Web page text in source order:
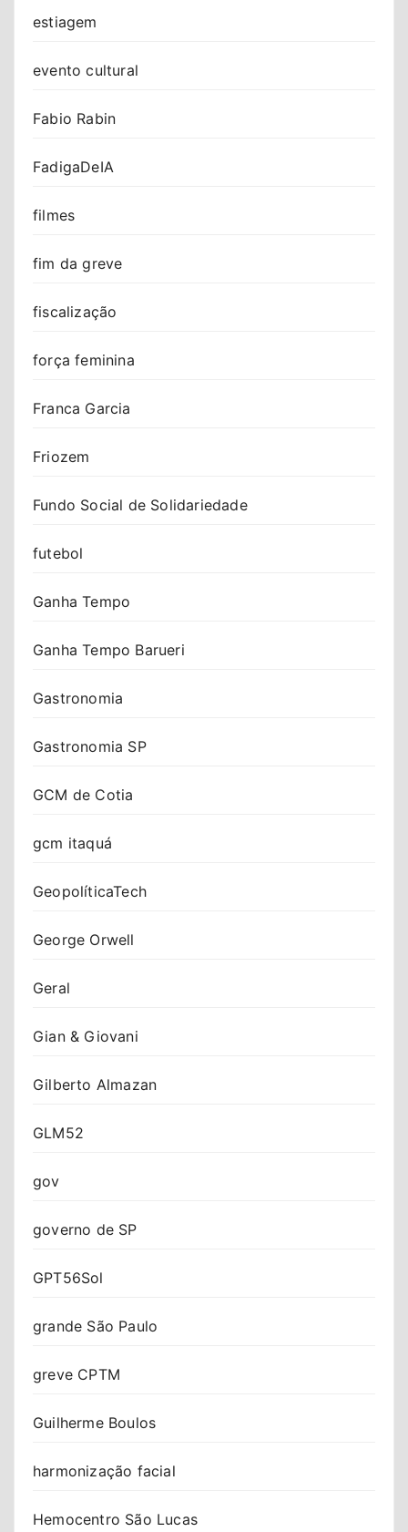
estiagem
evento cultural
Fabio Rabin
FadigaDeIA
filmes
fim da greve
fiscalização
força feminina
Franca Garcia
Friozem
Fundo Social de Solidariedade
futebol
Ganha Tempo
Ganha Tempo Barueri
Gastronomia
Gastronomia SP
GCM de Cotia
gcm itaquá
GeopolíticaTech
George Orwell
Geral
Gian & Giovani
Gilberto Almazan
GLM52
gov
governo de SP
GPT56Sol
grande São Paulo
greve CPTM
Guilherme Boulos
harmonização facial
Hemocentro São Lucas